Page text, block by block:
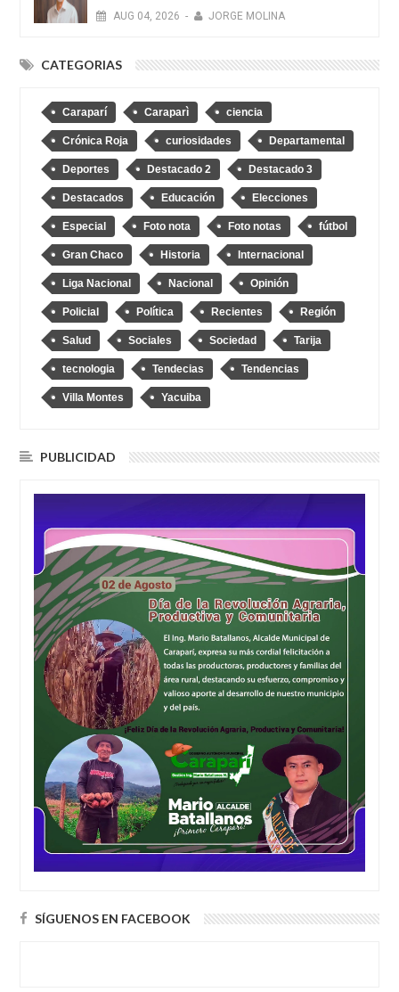
AUG 04, 2026 - JORGE MOLINA
CATEGORIAS
Caraparí Caraparì ciencia
Crónica Roja curiosidades Departamental
Deportes Destacado 2 Destacado 3
Destacados Educación Elecciones
Especial Foto nota Foto notas fútbol
Gran Chaco Historia Internacional
Liga Nacional Nacional Opinión
Policial Política Recientes Región
Salud Sociales Sociedad Tarija
tecnologia Tendecias Tendencias
Villa Montes Yacuiba
PUBLICIDAD
SÍGUENOS EN FACEBOOK